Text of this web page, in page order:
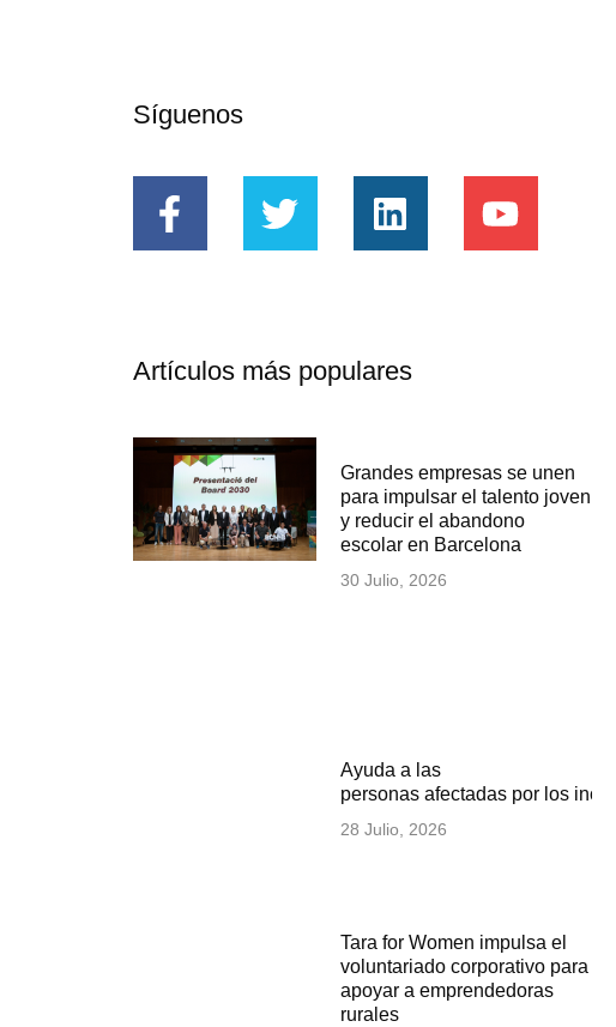
Síguenos
Artículos más populares
Grandes empresas se unen
para impulsar el talento joven
y reducir el abandono
escolar en Barcelona
30 Julio, 2026
Ayuda a las
personas afectadas por los
28 Julio, 2026
Tara for Women impulsa el
voluntariado corporativo para
apoyar a emprendedoras
rurales